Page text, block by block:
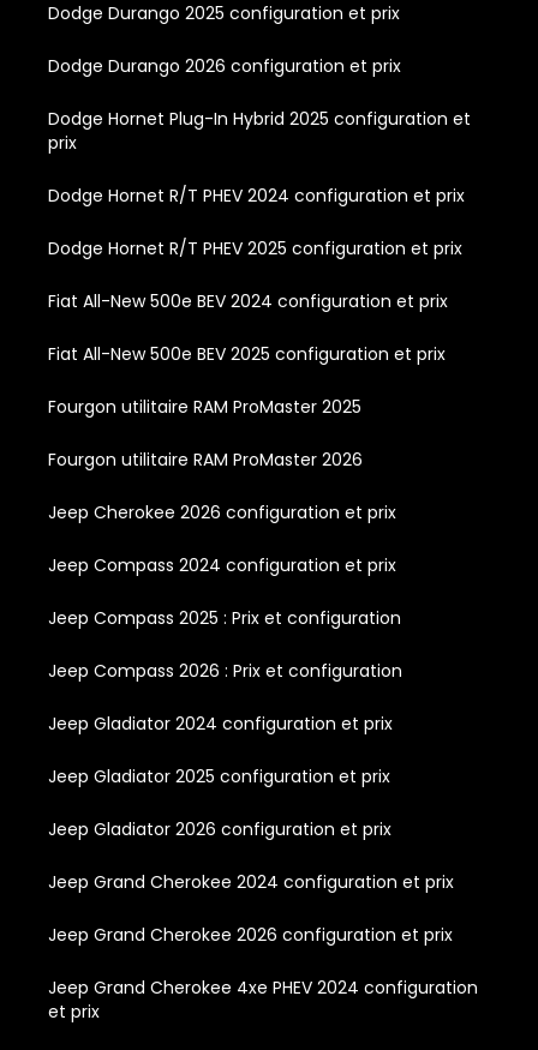
Dodge Durango 2025 configuration et prix
Dodge Durango 2026 configuration et prix
Dodge Hornet Plug-In Hybrid 2025 configuration et
prix
Dodge Hornet R/T PHEV 2024 configuration et prix
Dodge Hornet R/T PHEV 2025 configuration et prix
Fiat All-New 500e BEV 2024 configuration et prix
Fiat All-New 500e BEV 2025 configuration et prix
Fourgon utilitaire RAM ProMaster 2025
Fourgon utilitaire RAM ProMaster 2026
Jeep Cherokee 2026 configuration et prix
Jeep Compass 2024 configuration et prix
Jeep Compass 2025 : Prix et configuration
Jeep Compass 2026 : Prix et configuration
Jeep Gladiator 2024 configuration et prix
Jeep Gladiator 2025 configuration et prix
Jeep Gladiator 2026 configuration et prix
Jeep Grand Cherokee 2024 configuration et prix
Jeep Grand Cherokee 2026 configuration et prix
Jeep Grand Cherokee 4xe PHEV 2024 configuration
et prix